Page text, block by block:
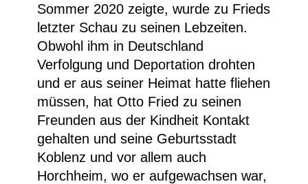
Sommer 2020 zeigte, wurde zu Frieds
letzter Schau zu seinen Lebzeiten.
Obwohl ihm in Deutschland
Verfolgung und Deportation drohten
und er aus seiner Heimat hatte fliehen
müssen, hat Otto Fried zu seinen
Freunden aus der Kindheit Kontakt
gehalten und seine Geburtsstadt
Koblenz und vor allem auch
Horchheim, wo er aufgewachsen war,